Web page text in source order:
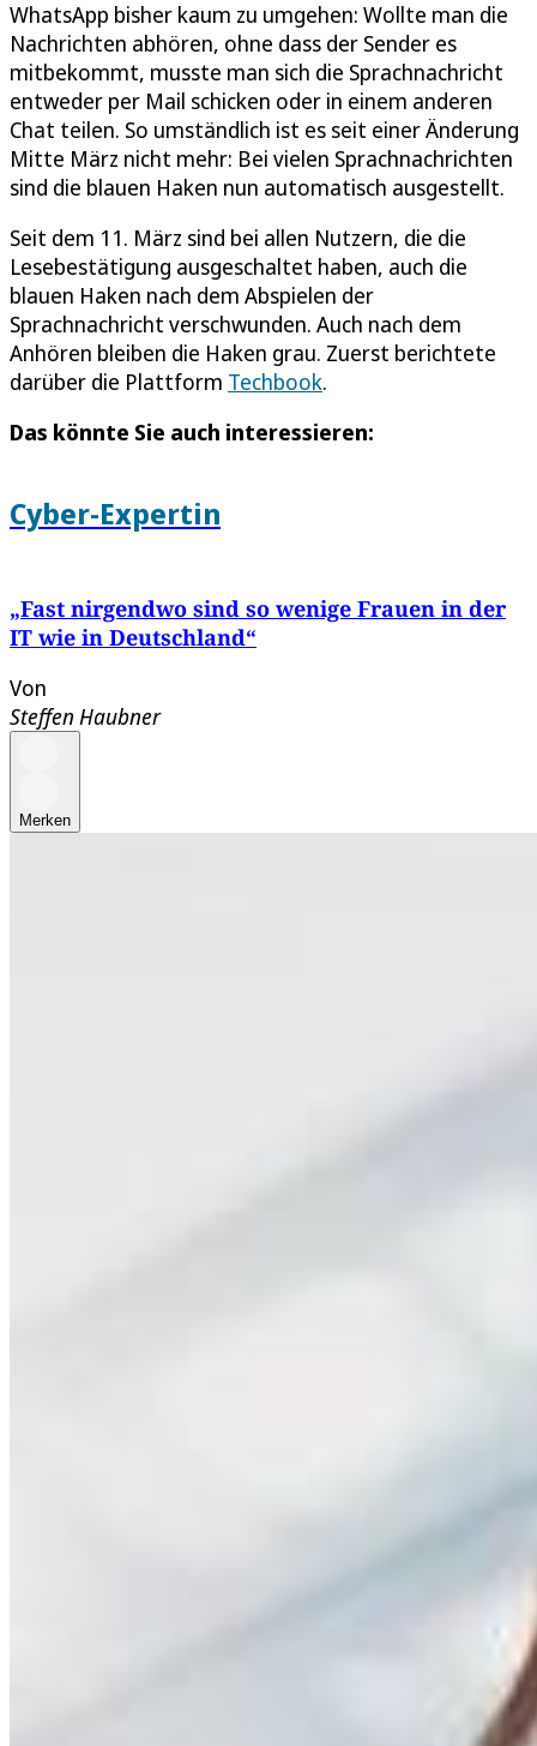
WhatsApp bisher kaum zu umgehen: Wollte man die
Nachrichten abhören, ohne dass der Sender es
mitbekommt, musste man sich die Sprachnachricht
entweder per Mail schicken oder in einem anderen
Chat teilen. So umständlich ist es seit einer Änderung
Mitte März nicht mehr: Bei vielen Sprachnachrichten
sind die blauen Haken nun automatisch ausgestellt.
Seit dem 11. März sind bei allen Nutzern, die die
Lesebestätigung ausgeschaltet haben, auch die
blauen Haken nach dem Abspielen der
Sprachnachricht verschwunden. Auch nach dem
Anhören bleiben die Haken grau. Zuerst berichtete
darüber die Plattform Techbook.
Das könnte Sie auch interessieren:
Cyber-Expertin
„Fast nirgendwo sind so wenige Frauen in der
IT wie in Deutschland“
Von
Steffen Haubner
Merken